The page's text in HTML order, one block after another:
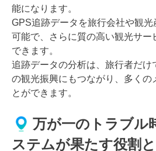
能になります。
GPS追跡データを旅行会社や観
可能で、さらに質の高い観光サー
できます。
追跡データの分析は、旅行者だけ
の観光振興にもつながり、多くの
とができます。
万が一のトラブル
ステムが果たす役割